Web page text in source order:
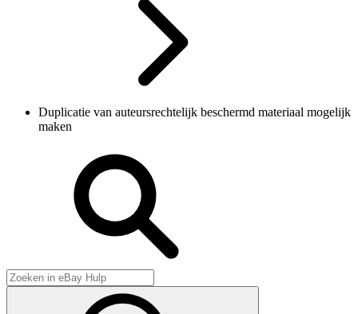
Duplicatie van auteursrechtelijk beschermd materiaal mogelijk
maken